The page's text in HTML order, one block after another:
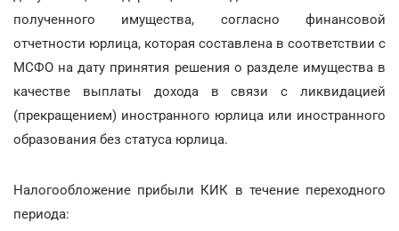
полученного имущества, согласно финансовой
отчетности юрлица, которая составлена в соответствии с
МСФО на дату принятия решения о разделе имущества в
качестве выплаты дохода в связи с ликвидацией
(прекращением) иностранного юрлица или иностранного
образования без статуса юрлица.
Налогообложение прибыли КИК в течение переходного
периода: